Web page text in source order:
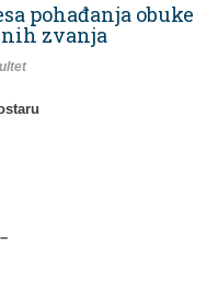
pohađanja obuke
zvanja